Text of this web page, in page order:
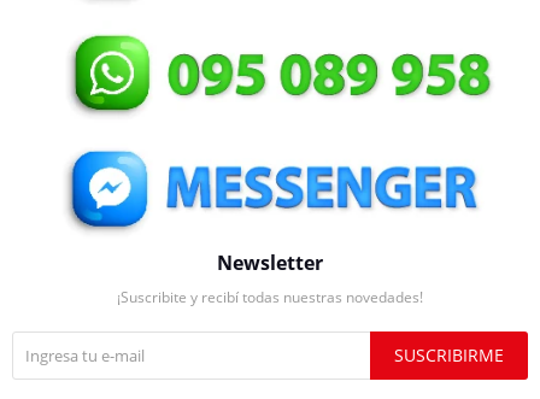
Newsletter
¡Suscribite y recibí todas nuestras novedades!
SUSCRIBIRME